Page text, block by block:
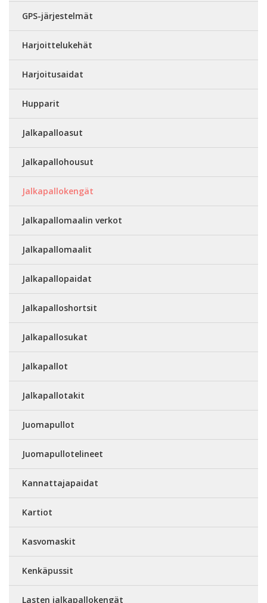
GPS-järjestelmät
Harjoittelukehät
Harjoitusaidat
Hupparit
Jalkapalloasut
Jalkapallohousut
Jalkapallokengät
Jalkapallomaalin verkot
Jalkapallomaalit
Jalkapallopaidat
Jalkapalloshortsit
Jalkapallosukat
Jalkapallot
Jalkapallotakit
Juomapullot
Juomapullotelineet
Kannattajapaidat
Kartiot
Kasvomaskit
Kenkäpussit
Lasten jalkapallokengät